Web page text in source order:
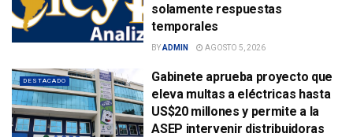
solamente respuestas
temporales
BYADMIN AGOSTO 5, 2026
DESTACADO
Gabinete aprueba proyecto que
eleva multas a eléctricas hasta
US$20 millones y permite a la
ASEP intervenir distribuidoras